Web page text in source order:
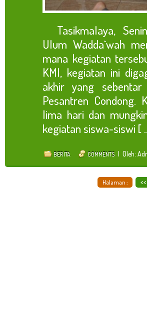
Tasikmalaya,
Ulum Wadda`wah
mana kegiatan
KMI, kegiatan ini
akhir yang sebentar
Pesantren Condong.
lima hari dan
kegiatan siswa-siswi [
BERITA COMMENTS | Oleh:
Halaman :